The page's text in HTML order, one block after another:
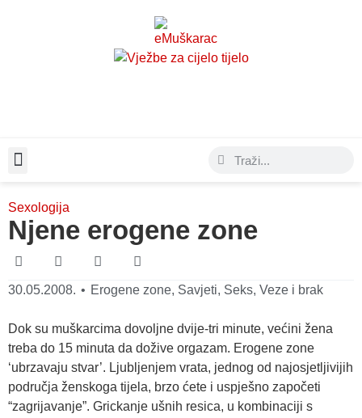
Sexologija
Njene erogene zone
30.05.2008. • Erogene zone, Savjeti, Seks, Veze i brak
Dok su muškarcima dovoljne dvije-tri minute, većini žena
treba do 15 minuta da dožive orgazam. Erogene zone
‘ubrzavaju stvar’. Ljubljenjem vrata, jednog od najosjetljivijih
područja ženskoga tijela, brzo ćete i uspješno započeti
“zagrijavanje”. Grickanje ušnih resica, u kombinaciji s